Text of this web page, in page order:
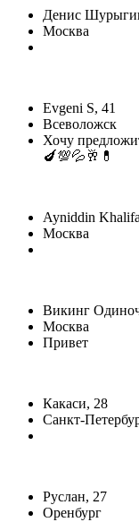
Денис
Москва
Evgeni S, 41
Всеволожск
Хочу
🍆💯💦🥂💊
Ayniddin
Москва
Викинг
Москва
Привет
Какаси, 28
Санкт-
Руслан, 27
Оренбург